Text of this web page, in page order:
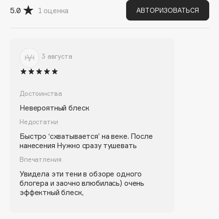
Biorepair
BLOME
Boadicea The Victorious
BOOMSHOP
BORK
Brunello Cucinelli
Bvlgari
Byredo
5.0 1 оценка АВТОРИЗОВАТЬСЯ
3 августа
Достоинства
Невероятный блеск
Недостатки
Быстро ‘схватывается’ на веке. После
нанесения Нужно сразу тушевать
Впечатления
Увидела эти тени в обзоре одного
блогера и заочно влюбилась) очень
эффектный блеск,